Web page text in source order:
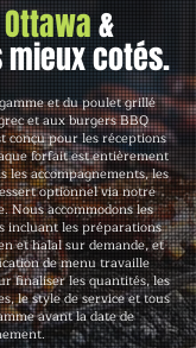
&
mieux cotés.
et du poulet grillé
et aux burgers BBQ
conçu pour les réceptions
forfait est entièrement
les accompagnements, les
optionnel via notre
Nous accommodons les
incluant les préparations
et halal sur demande, et
de menu travaille
finaliser les quantités, les
le style de service et tous
avant la date de